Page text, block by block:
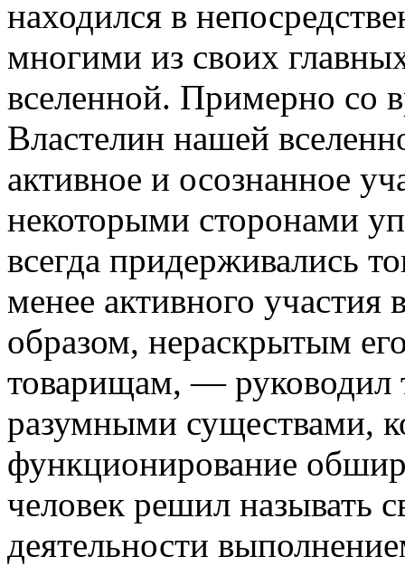
находился в
многими из своих
вселенной. Примерно со
Властелин нашей
активное и осознанное
некоторыми сторонами
всегда придерживались
менее активного
образом, нераскрытым
товарищам, —
разумными существами,
функционирование
человек решил называть
деятельности